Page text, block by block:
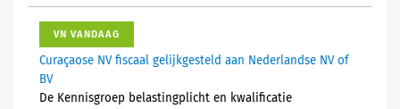
VN VANDAAG
Curaçaose NV fiscaal gelijkgesteld aan Nederlandse NV of
BV
De Kennisgroep belastingplicht en kwalificatie